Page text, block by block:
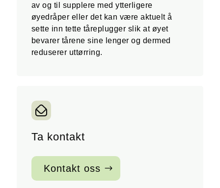
av og til supplere med ytterligere
øyedråper eller det kan være aktuelt å
sette inn tette tåreplugger slik at øyet
bevarer tårene sine lenger og dermed
reduserer uttørring.
Ta kontakt
Kontakt oss